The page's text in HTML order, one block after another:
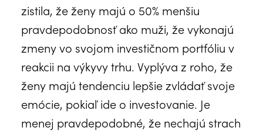
zistila, že ženy majú o 50% menšiu
pravdepodobnosť ako muži, že vykonajú
zmeny vo svojom investičnom portfóliu v
reakcii na výkyvy trhu. Vyplýva z roho, že
ženy majú tendenciu lepšie zvládať svoje
emócie, pokiaľ ide o investovanie. Je
menej pravdepodobné, že nechajú strach